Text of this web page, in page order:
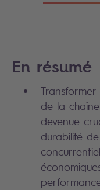
En résumé
de la
devenue
durabilité